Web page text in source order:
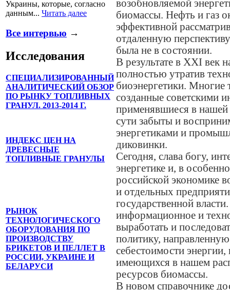
Украины, которые, согласно
данным... Читать далее
Все интервью →
Исследования
СПЕЦИАЛИЗИРОВАННЫЙ
АНАЛИТИЧЕСКИЙ ОБЗОР
ПО РЫНКУ ТОПЛИВНЫХ
ГРАНУЛ. 2013-2014 Г.
ИНДЕКС ЦЕН НА
ДРЕВЕСНЫЕ
ТОПЛИВНЫЕ ГРАНУЛЫ
РЫНОК
ТЕХНОЛОГИЧЕСКОГО
ОБОРУДОВАНИЯ ПО
ПРОИЗВОДСТВУ
БРИКЕТОВ И ПЕЛЛЕТ В
РОССИИ, УКРАИНЕ И
БЕЛАРУСИ
возобновляемой
биомассы. Нефть и газ
эффективной
отдаленную
была не в состоянии.
В результате в XXI век
полностью утратив
биоэнергетики. Многие
созданные советскими
применявшиеся в нашей
сути забыты и
энергетиками и
диковинки.
Сегодня, слава богу,
энергетике и, в
российской экономике
и отдельных
государственной
информационное и
выработать и
политику,
себестоимости
имеющихся в нашем
ресурсов биомассы.
В новом справочнике